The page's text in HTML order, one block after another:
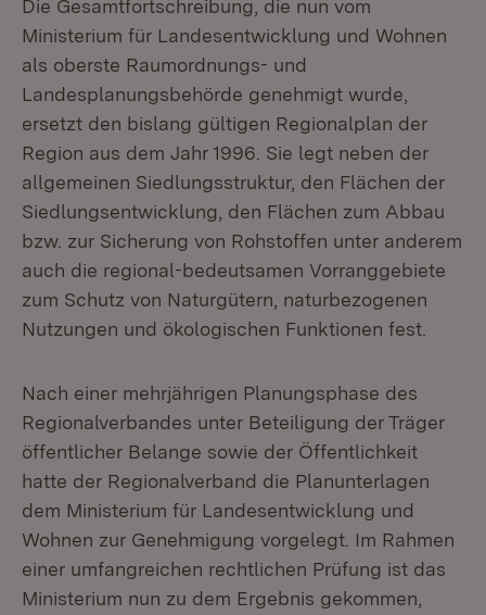
Die Gesamtfortschreibung, die nun vom
Ministerium für Landesentwicklung und Wohnen
als oberste Raumordnungs- und
Landesplanungsbehörde genehmigt wurde,
ersetzt den bislang gültigen Regionalplan der
Region aus dem Jahr 1996. Sie legt neben der
allgemeinen Siedlungsstruktur, den Flächen der
Siedlungsentwicklung, den Flächen zum Abbau
bzw. zur Sicherung von Rohstoffen unter anderem
auch die regional-bedeutsamen Vorranggebiete
zum Schutz von Naturgütern, naturbezogenen
Nutzungen und ökologischen Funktionen fest.
Nach einer mehrjährigen Planungsphase des
Regionalverbandes unter Beteiligung der Träger
öffentlicher Belange sowie der Öffentlichkeit
hatte der Regionalverband die Planunterlagen
dem Ministerium für Landesentwicklung und
Wohnen zur Genehmigung vorgelegt. Im Rahmen
einer umfangreichen rechtlichen Prüfung ist das
Ministerium nun zu dem Ergebnis gekommen,